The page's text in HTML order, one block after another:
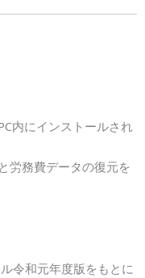
内にインストールされ
労務費データの復元を
令和元年度版をもとに